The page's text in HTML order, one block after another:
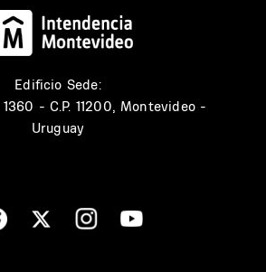
Edificio Sede:
- C.P. 11200, Montevideo -
Uruguay